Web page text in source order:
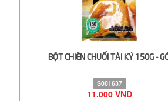
BỘT CHIÊN CHUỐI TÀI KÝ 150G -
S001637
11.000 VND